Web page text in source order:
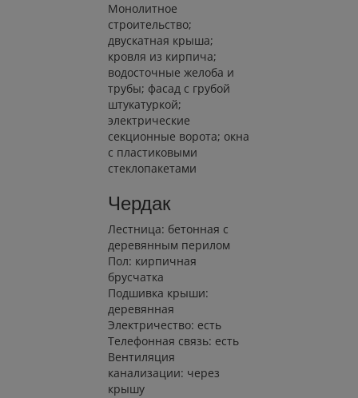
Монолитное
строительство;
двускатная крыша;
кровля из кирпича;
водосточные желоба и
трубы; фасад с грубой
штукатуркой;
электрические
секционные ворота; окна
с пластиковыми
стеклопакетами
Чердак
Лестница: бетонная с
деревянным перилом
Пол: кирпичная
брусчатка
Подшивка крыши:
деревянная
Электричество: есть
Телефонная связь: есть
Вентиляция
канализации: через
крышу